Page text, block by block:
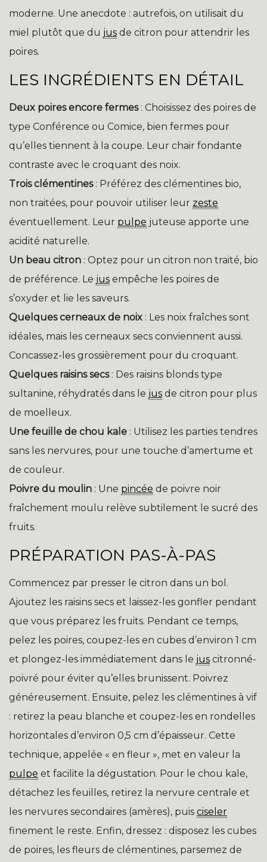
moderne. Une anecdote : autrefois, on utilisait du
miel plutôt que du jus de citron pour attendrir les
poires.
LES INGRÉDIENTS EN DÉTAIL
Deux poires encore fermes: Choisissez des poires de
type Conférence ou Comice, bien fermes pour
qu’elles tiennent à la coupe. Leur chair fondante
contraste avec le croquant des noix.
Trois clémentines: Préférez des clémentines bio,
non traitées, pour pouvoir utiliser leur zeste
éventuellement. Leur pulpe juteuse apporte une
acidité naturelle.
Un beau citron : Optez pour un citron non traité, bio
de préférence. Le jus empêche les poires de
s’oxyder et lie les saveurs.
Quelques cerneaux de noix : Les noix fraîches sont
idéales, mais les cerneaux secs conviennent aussi.
Concassez-les grossièrement pour du croquant.
Quelques raisins secs: Des raisins blonds type
sultanine, réhydratés dans le jus de citron pour plus
de moelleux.
Une feuille de chou kale : Utilisez les parties tendres
sans les nervures, pour une touche d’amertume et
de couleur.
Poivre du moulin : Une pincée de poivre noir
fraîchement moulu relève subtilement le sucré des
fruits.
PRÉPARATION PAS-À-PAS
Commencez par presser le citron dans un bol.
Ajoutez les raisins secs et laissez-les gonfler pendant
que vous préparez les fruits. Pendant ce temps,
pelez les poires, coupez-les en cubes d’environ 1 cm
et plongez-les immédiatement dans le jus citronné-
poivré pour éviter qu’elles brunissent. Poivrez
généreusement. Ensuite, pelez les clémentines à vif
: retirez la peau blanche et coupez-les en rondelles
horizontales d’environ 0,5 cm d’épaisseur. Cette
technique, appelée « en fleur », met en valeur la
pulpe et facilite la dégustation. Pour le chou kale,
détachez les feuilles, retirez la nervure centrale et
les nervures secondaires (amères), puis ciseler
finement le reste. Enfin, dressez : disposez les cubes
de poires, les fleurs de clémentines, parsemez de